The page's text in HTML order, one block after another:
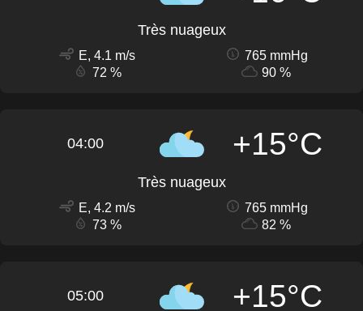
Très nuageux
E, 4.1 m/s
765 mmHg
72 %
90 %
04:00 +15°C
Très nuageux
E, 4.2 m/s
765 mmHg
73 %
82 %
05:00 +15°C